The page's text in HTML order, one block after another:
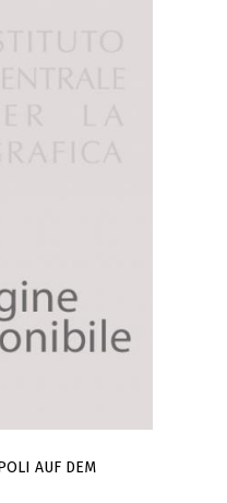
AUF DEM